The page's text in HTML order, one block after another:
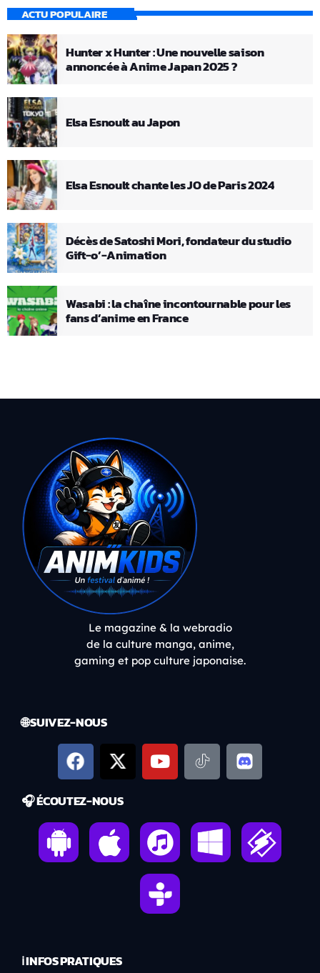
ACTU POPULAIRE
Hunter x Hunter : Une nouvelle saison
annoncée à Anime Japan 2025 ?
Elsa Esnoult au Japon
Elsa Esnoult chante les JO de Paris 2024
Décès de Satoshi Mori, fondateur du studio
Gift-o’-Animation
Wasabi : la chaîne incontournable pour les
fans d’anime en France
Le magazine & la webradio
de la culture manga, anime,
gaming et pop culture japonaise.
🌐 SUIVEZ-NOUS
🎧 ÉCOUTEZ-NOUS
ℹ️ INFOS PRATIQUES